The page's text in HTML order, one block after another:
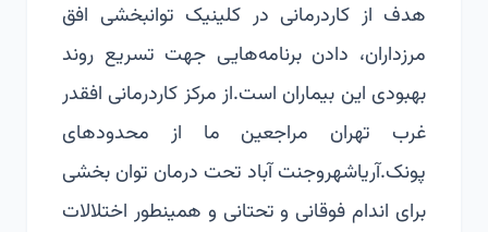
هدف از کاردرمانی در کلینیک توانبخشی افق
مرزداران، دادن برنامه‌هایی جهت تسریع روند
بهبودی این بیماران است.از مرکز کاردرمانی افقدر
غرب تهران مراجعین ما از محدودهای
پونک.آریاشهروجنت آباد تحت درمان توان بخشی
برای اندام فوقانی و تحتانی و همینطور اختلالات